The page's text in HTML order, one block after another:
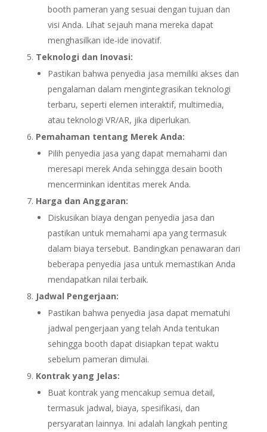
booth pameran yang sesuai dengan tujuan dan
visi Anda. Lihat sejauh mana mereka dapat
menghasilkan ide-ide inovatif.
Teknologi dan Inovasi:
Pastikan bahwa penyedia jasa memiliki akses dan
pengalaman dalam mengintegrasikan teknologi
terbaru, seperti elemen interaktif, multimedia,
atau teknologi VR/AR, jika diperlukan.
Pemahaman tentang Merek Anda:
Pilih penyedia jasa yang dapat memahami dan
meresapi merek Anda sehingga desain booth
mencerminkan identitas merek Anda.
Harga dan Anggaran:
Diskusikan biaya dengan penyedia jasa dan
pastikan untuk memahami apa yang termasuk
dalam biaya tersebut. Bandingkan penawaran dari
beberapa penyedia jasa untuk memastikan Anda
mendapatkan nilai terbaik.
Jadwal Pengerjaan:
Pastikan bahwa penyedia jasa dapat mematuhi
jadwal pengerjaan yang telah Anda tentukan
sehingga booth dapat disiapkan tepat waktu
sebelum pameran dimulai.
Kontrak yang Jelas:
Buat kontrak yang mencakup semua detail,
termasuk jadwal, biaya, spesifikasi, dan
persyaratan lainnya. Ini adalah langkah penting